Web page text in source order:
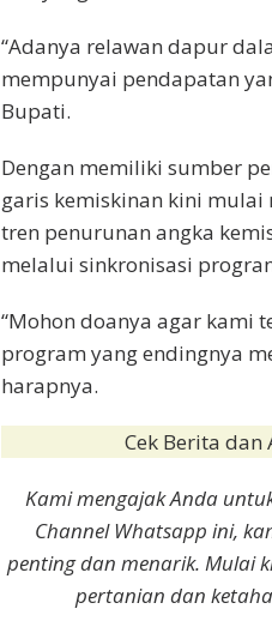
“Adanya relawan dapur
mempunyai pendapatan
Bupati.
Dengan memiliki sumber
garis kemiskinan kini
tren penurunan angka
melalui sinkronisasi
“Mohon doanya agar kami
program yang endingnya
harapnya.
Cek Berita dan
Kami mengajak Anda
Channel Whatsapp ini,
penting dan menarik. Mulai
pertanian dan